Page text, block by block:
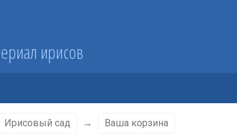
ирисов
Ирисовый сад → Ваша корзина